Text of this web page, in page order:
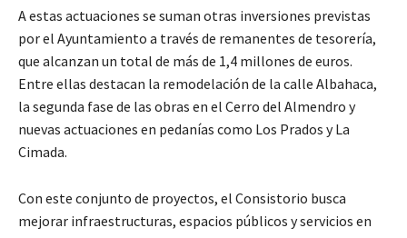
A estas actuaciones se suman otras inversiones previstas
por el Ayuntamiento a través de remanentes de tesorería,
que alcanzan un total de más de 1,4 millones de euros.
Entre ellas destacan la remodelación de la calle Albahaca,
la segunda fase de las obras en el Cerro del Almendro y
nuevas actuaciones en pedanías como Los Prados y La
Cimada.
Con este conjunto de proyectos, el Consistorio busca
mejorar infraestructuras, espacios públicos y servicios en